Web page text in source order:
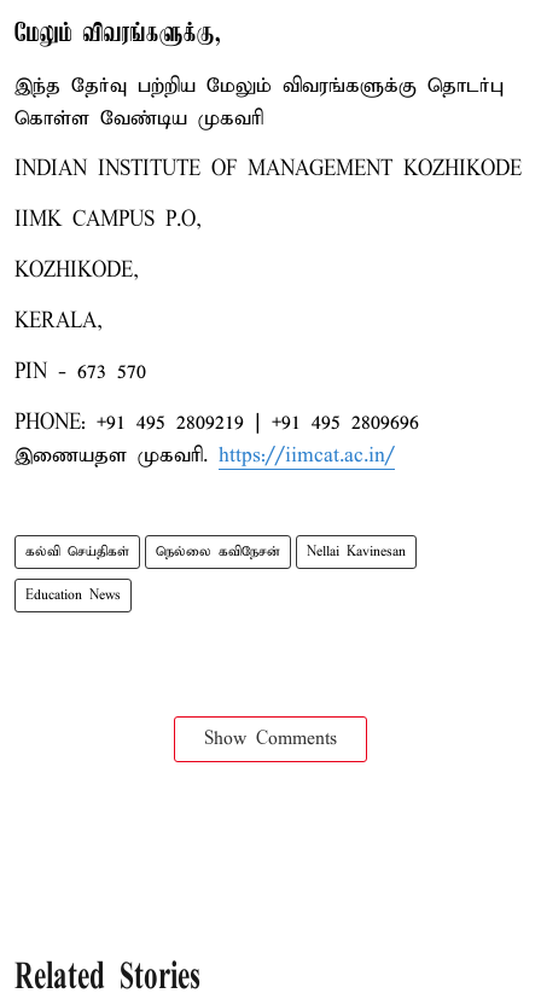
மேலும் விவரங்களுக்கு,
இந்த தேர்வு பற்றிய மேலும் விவரங்களுக்கு தொடர்பு
கொள்ள வேண்டிய முகவரி
INDIAN INSTITUTE OF MANAGEMENT KOZHIKODE
IIMK CAMPUS P.O,
KOZHIKODE,
KERALA,
PIN - 673 570
PHONE: +91 495 2809219 | +91 495 2809696
இணையதள முகவரி. https://iimcat.ac.in/
கல்வி செய்திகள் நெல்லை கவிநேசன் Nellai Kavinesan
Education News
Show Comments
Related Stories